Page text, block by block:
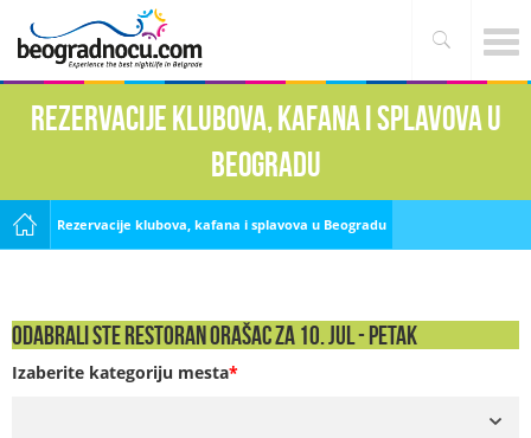
Rezervacije klubova, kafana i splavova u
Beogradu
Rezervacije klubova, kafana i splavova u Beogradu
Odabrali ste Restoran Orašac za 10. Jul - PETAK
Izaberite kategoriju mesta*